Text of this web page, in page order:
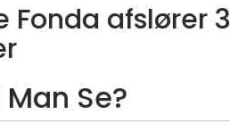
Fonda afslører 3
Se?